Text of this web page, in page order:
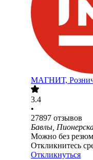
МАГНИТ,
3.4
•
27897 отзывов
Бавлы,
Можно без
Откликнитесь
Откликнуться